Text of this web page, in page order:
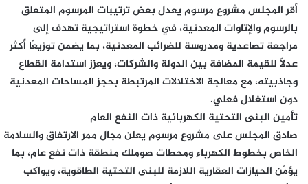
أقر المجلس مشروع مرسوم يعدل بعض ترتيبات المرسوم المتعلق
بالرسوم والإتاوات المعدنية، في خطوة استراتيجية تهدف إلى
مراجعة تصاعدية ومدروسة للضرائب المعدنية، بما يضمن توزيعًا أكثر
عدلًا للقيمة المضافة بين الدولة والشركات، ويعزز استدامة القطاع
وجاذبيته، مع معالجة الاختلالات المرتبطة بحجز المساحات المعدنية
دون استغلال فعلي.
تأمين البنى التحتية الكهربائية ذات النفع العام
صادق المجلس على مشروع مرسوم يعلن مجال ممر الارتفاق والسلامة
الخاص بخطوط الكهرباء ومحطات صوملك منطقة ذات نفع عام، بما
يؤمّن الحيازات العقارية اللازمة للبنى التحتية الطاقوية، ويواكب